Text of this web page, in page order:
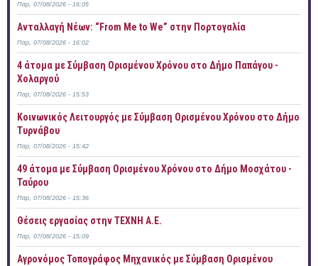
Παρ, 07/08/2026 - 16:05
Ανταλλαγή Νέων: “From Me to We” στην Πορτογαλία
Παρ, 07/08/2026 - 16:02
4 άτομα με Σύμβαση Ορισμένου Χρόνου στο Δήμο Παπάγου -
Χολαργού
Παρ, 07/08/2026 - 15:53
Κοινωνικός Λειτουργός με Σύμβαση Ορισμένου Χρόνου στο Δήμο
Τυρνάβου
Παρ, 07/08/2026 - 15:42
49 άτομα με Σύμβαση Ορισμένου Χρόνου στο Δήμο Μοσχάτου -
Ταύρου
Παρ, 07/08/2026 - 15:36
Θέσεις εργασίας στην ΤΕΧΝΗ Α.Ε.
Παρ, 07/08/2026 - 15:09
Αγρονόμος Τοπογράφος Μηχανικός με Σύμβαση Ορισμένου